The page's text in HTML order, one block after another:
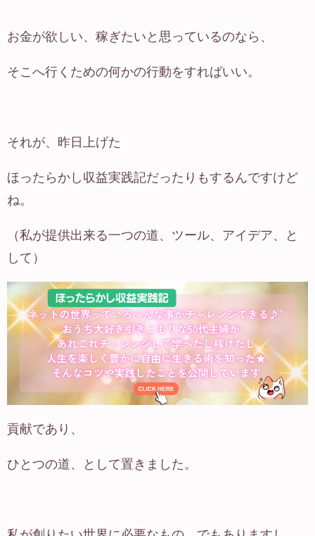
お金が欲しい、稼ぎたいと思っているのなら、
そこへ行くための何かの行動をすればいい。
それが、昨日上げた
ほったらかし収益実践記だったりもするんですけど
ね。
（私が提供出来る一つの道、ツール、アイデア、と
して）
貢献であり、
ひとつの道、として置きました。